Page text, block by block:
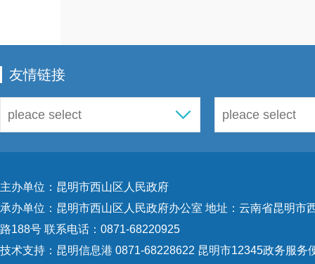
友情链接
主办单位：昆明市西山区人民政府
承办单位：昆明市西山区人民政府办公室 地址：云南省昆明市
路188号 联系电话：0871-68220925
技术支持： 昆明信息港 0871-68228622 昆明市12345政务服务